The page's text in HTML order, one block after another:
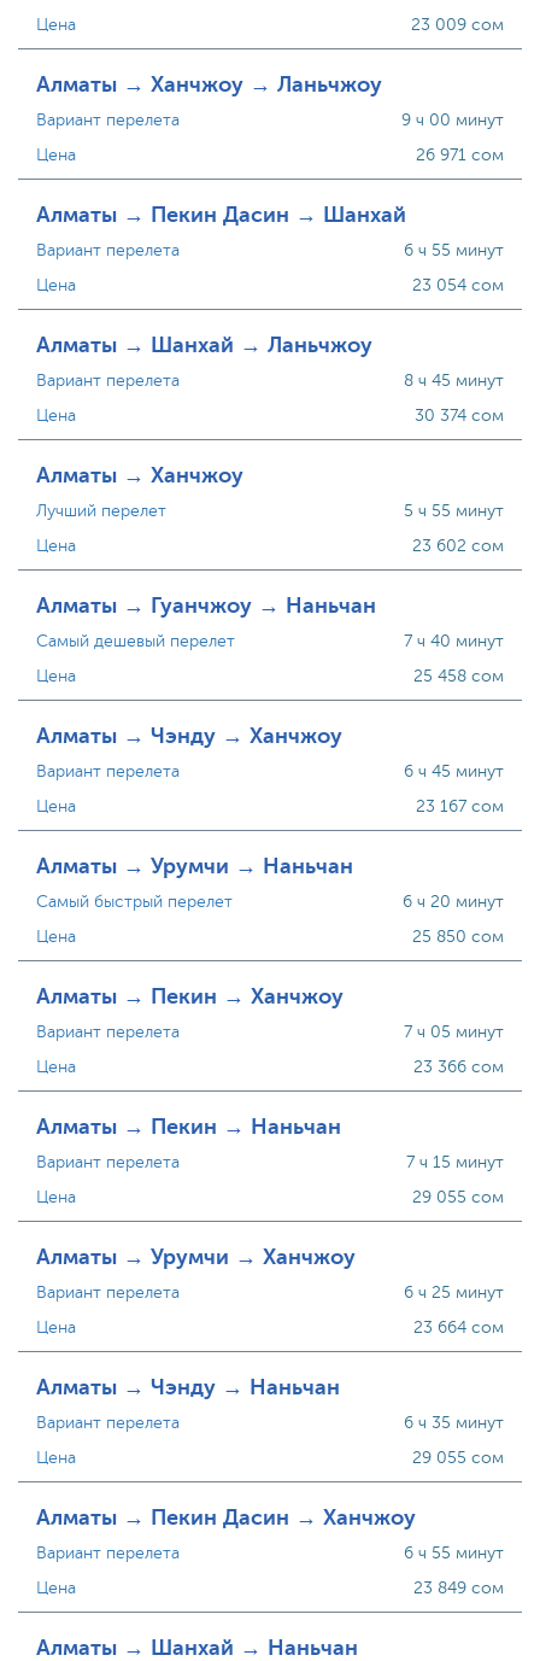
Цена
23 009 сом
Алматы → Ханчжоу → Ланьчжоу
Вариант перелета
Цена
9 ч 00 минут
26 971 сом
Алматы → Пекин Дасин → Шанхай
Вариант перелета
Цена
6 ч 55 минут
23 054 сом
Алматы → Шанхай → Ланьчжоу
Вариант перелета
Цена
8 ч 45 минут
30 374 сом
Алматы → Ханчжоу
Лучший перелет
Цена
5 ч 55 минут
23 602 сом
Алматы → Гуанчжоу → Наньчан
Самый дешевый перелет
Цена
7 ч 40 минут
25 458 сом
Алматы → Чэнду → Ханчжоу
Вариант перелета
Цена
6 ч 45 минут
23 167 сом
Алматы → Урумчи → Наньчан
Самый быстрый перелет
Цена
6 ч 20 минут
25 850 сом
Алматы → Пекин → Ханчжоу
Вариант перелета
Цена
7 ч 05 минут
23 366 сом
Алматы → Пекин → Наньчан
Вариант перелета
Цена
7 ч 15 минут
29 055 сом
Алматы → Урумчи → Ханчжоу
Вариант перелета
Цена
6 ч 25 минут
23 664 сом
Алматы → Чэнду → Наньчан
Вариант перелета
Цена
6 ч 35 минут
29 055 сом
Алматы → Пекин Дасин → Ханчжоу
Вариант перелета
Цена
6 ч 55 минут
23 849 сом
Алматы → Шанхай → Наньчан